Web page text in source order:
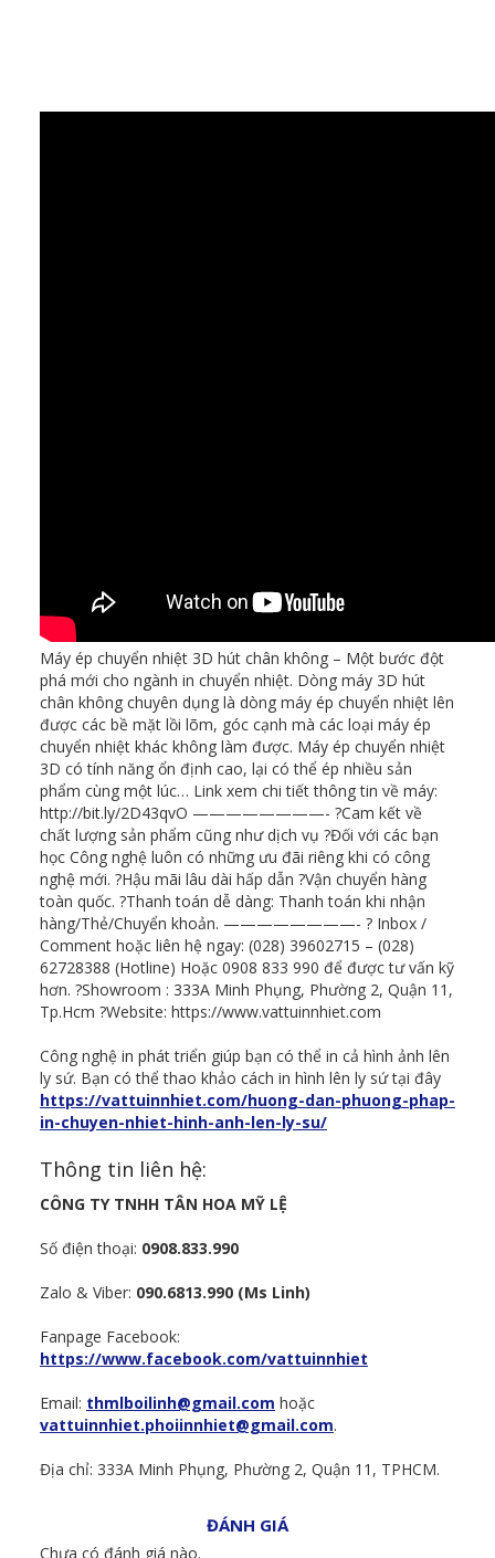
Máy ép chuyển nhiệt 3D hút chân không – Một bước đột
phá mới cho ngành in chuyển nhiệt. Dòng máy 3D hút
chân không chuyên dụng là dòng máy ép chuyển nhiệt lên
được các bề mặt lồi lõm, góc cạnh mà các loại máy ép
chuyển nhiệt khác không làm được. Máy ép chuyển nhiệt
3D có tính năng ổn định cao, lại có thể ép nhiều sản
phẩm cùng một lúc… Link xem chi tiết thông tin về máy:
http://bit.ly/2D43qvO ————————- ?Cam kết về
chất lượng sản phẩm cũng như dịch vụ ?Đối với các bạn
học Công nghệ luôn có những ưu đãi riêng khi có công
nghệ mới. ?Hậu mãi lâu dài hấp dẫn ?Vận chuyển hàng
toàn quốc. ?Thanh toán dễ dàng: Thanh toán khi nhận
hàng/Thẻ/Chuyển khoản. ————————- ? Inbox /
Comment hoặc liên hệ ngay: (028) 39602715 – (028)
62728388 (Hotline) Hoặc 0908 833 990 để được tư vấn kỹ
hơn. ?Showroom : 333A Minh Phụng, Phường 2, Quận 11,
Tp.Hcm ?Website: https://www.vattuinnhiet.com
Công nghệ in phát triển giúp bạn có thể in cả hình ảnh lên
ly sứ. Bạn có thể thao khảo cách in hình lên ly sứ tại đây
https://vattuinnhiet.com/huong-dan-phuong-phap-
in-chuyen-nhiet-hinh-anh-len-ly-su/
Thông tin liên hệ:
CÔNG TY TNHH TÂN HOA MỸ LỆ
Số điện thoại: 0908.833.990
Zalo & Viber: 090.6813.990 (Ms Linh)
Fanpage Facebook:
https://www.facebook.com/vattuinnhiet
Email: thmlboilinh@gmail.com hoặc
vattuinnhiet.phoiinnhiet@gmail.com.
Địa chỉ: 333A Minh Phụng, Phường 2, Quận 11, TPHCM.
ĐÁNH GIÁ
Chưa có đánh giá nào.